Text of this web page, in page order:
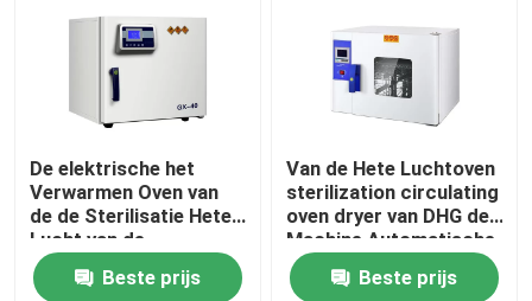
Co2-Incubator
Anaerobe incubator
Milieutestkamers
Bloedplaatjes Incubator Roerwerk
De elektrische het
Verwarmen Oven van
de de Sterilisatie Hete
Lucht van de
Laboratorium Drogere
Oven SUS304
Beste prijs
Van de Hete Luchtoven
sterilization circulating
oven dryer van DHG de
Machine Automatische
Controle
Beste prijs